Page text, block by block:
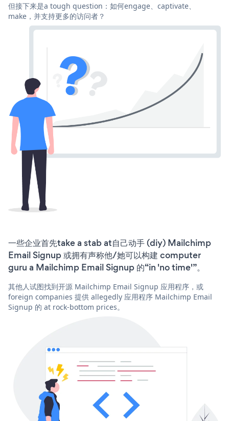
但接下来是a tough question：如何engage、captivate、
make，并支持更多的访问者？
一些企业首先take a stab at自己动手 (diy) Mailchimp
Email Signup 或拥有声称他/她可以构建 computer
guru a Mailchimp Email Signup 的“in 'no time'”。
其他人试图找到开源 Mailchimp Email Signup 应用程序，或
foreign companies 提供 allegedly 应用程序 Mailchimp Email
Signup 的 at rock-bottom prices。